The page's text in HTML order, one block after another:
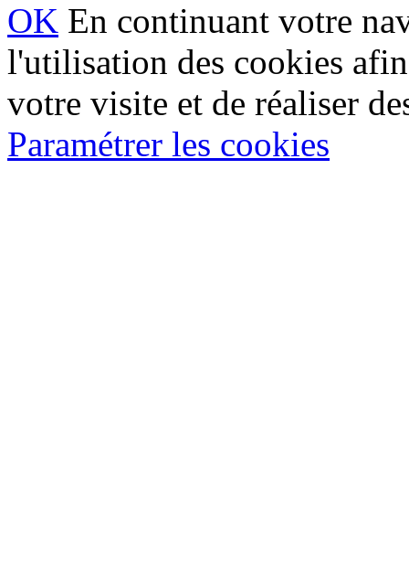
OK En continuant votre
l'utilisation des cookies
votre visite et de réaliser
Paramétrer les cookies